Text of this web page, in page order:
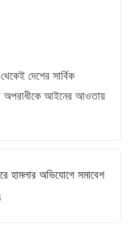
দেশের সার্বিক
অপরাধীকে আইনের আওতায়
হামলার অভিযোগে সমাবেশ